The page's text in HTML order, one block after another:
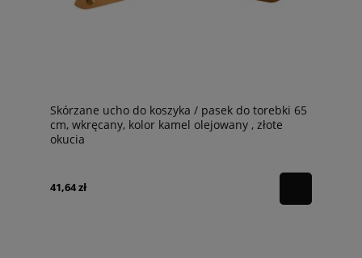
Skórzane ucho do koszyka / pasek do torebki 65
cm, wkręcany, kolor kamel olejowany , złote
okucia
41,64 zł